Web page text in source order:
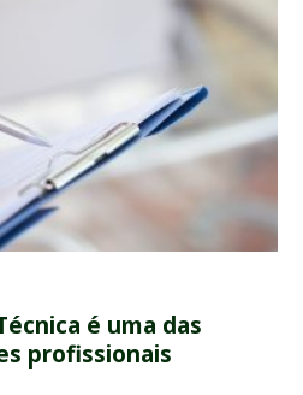
é uma das
profissionais